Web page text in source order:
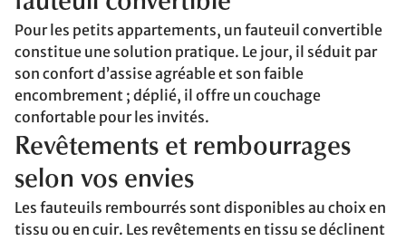
Pour les petits appartements, un fauteuil convertible
constitue une solution pratique. Le jour, il séduit par
son confort d’assise agréable et son faible
encombrement ; déplié, il offre un couchage
confortable pour les invités.
Revêtements et rembourrages
selon vos envies
Les fauteuils rembourrés sont disponibles au choix en
tissu ou en cuir. Les revêtements en tissu se déclinent